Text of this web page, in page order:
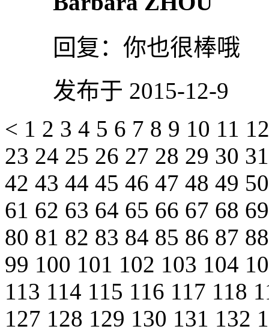
回复： 你也很棒哦
发布于 2015-12-9
< 1 2 3 4 5 6 7 8 9 10 11
23 24 25 26 27 28 29 30
42 43 44 45 46 47 48 49
61 62 63 64 65 66 67 68
80 81 82 83 84 85 86 87
99 100 101 102 103 104
113 114 115 116 117 118
127 128 129 130 131 132